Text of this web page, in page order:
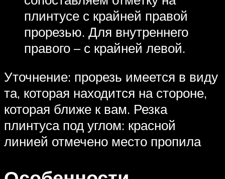
плинтусе с крайней правой
прорезью. Для внутреннего
правого – с крайней левой.
Уточнение: прорезь имеется в виду
та, которая находится на стороне,
которая ближе к вам. Резка
плинтуса под углом: красной
линией отмечено место пропила